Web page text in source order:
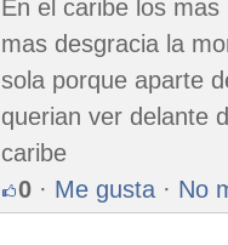
En el caribe los
mas desgracia la
sola porque aparte
querian ver delante
caribe
0 · Me gusta · No